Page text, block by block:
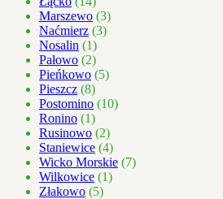
Marszewo (3)
Naćmierz (3)
Nosalin (1)
Pałowo (2)
Pieńkowo (5)
Pieszcz (8)
Postomino (10)
Ronino (1)
Rusinowo (2)
Staniewice (4)
Wicko Morskie (7)
Wilkowice (1)
Złakowo (5)